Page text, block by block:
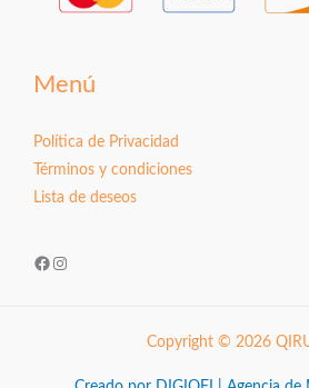
Menú
Política de Privacidad
Términos y condiciones
Lista de deseos
Facebook
Instagram
Copyright © 2026